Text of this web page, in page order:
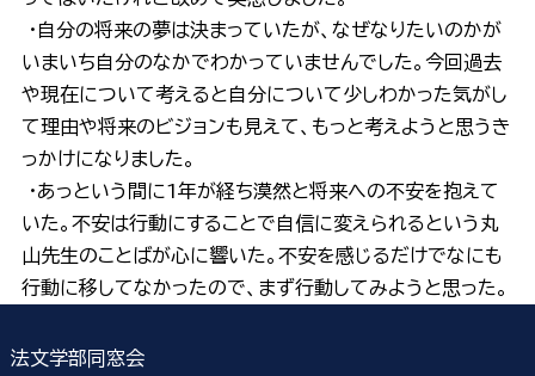
・自分の将来の夢は決まっていたが、なぜなりたいのかが
いまいち自分のなかでわかっていませんでした。今回過去
や現在について考えると自分について少しわかった気がし
て理由や将来のビジョンも見えて、もっと考えようと思うき
っかけになりました。
・あっという間に1年が経ち漠然と将来への不安を抱えて
いた。不安は行動にすることで自信に変えられるという丸
山先生のことばが心に響いた。不安を感じるだけでなにも
行動に移してなかったので、まず行動してみようと思った。
法文学部同窓会